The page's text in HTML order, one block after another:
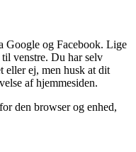
Google og Facebook. Lige
venstre. Du har selv
eller ej, men husk at dit
af hjemmesiden.
den browser og enhed,